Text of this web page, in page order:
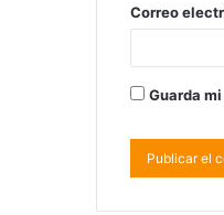
Correo
Guarda